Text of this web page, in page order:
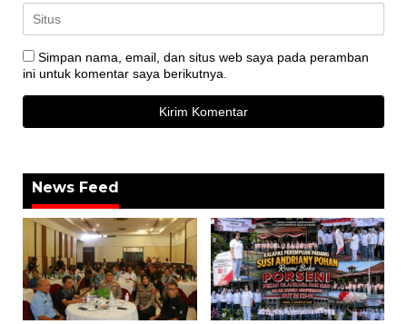
Simpan nama, email, dan situs web saya pada peramban
ini untuk komentar saya berikutnya.
News Feed